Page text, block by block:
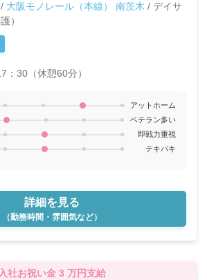
女性が働き易い会社です◎
/ 大阪モノレール（本線） 南茨木 / デイサ
）
：30（休憩60分）
アットホーム
ベテラン多い
即戦力重視
テキパキ
詳細を見る
（勤務時間・雰囲気など）
入社お祝い金 3 万円支給